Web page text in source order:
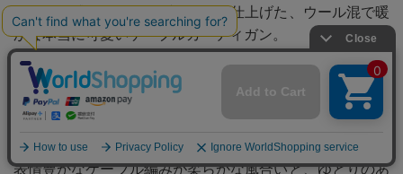
ざっくり感のあるケーブル編みで仕上げた、ウール混で暖
かな本当に可愛いケーブルカーディガン。
ウール混なのにちくちくしないから、ウールが苦手という
ママも安心な素材感で赤ちゃんにも優しい肌触りです。
ほっこりした印象をくれるニットカーデは、ゆったり感の
あるシルエットで着心地が良く、大人ナチュラルなスタイ
リングに最適！
表情豊かなケーブル編みが柔らかな風合いと、ゆとりのあ